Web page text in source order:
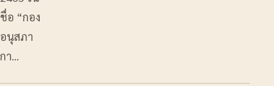
ชื่อ “กอง
อนุสภา
กา…